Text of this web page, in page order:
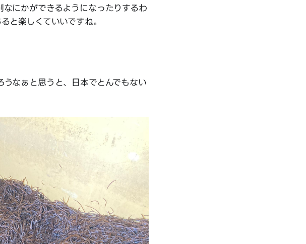
にかができるようになったりするわ
と楽しくていいですね。
なぁと思うと、日本でとんでもない